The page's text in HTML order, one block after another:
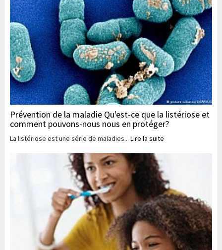
Prévention de la maladie Qu'est-ce que la listériose et
comment pouvons-nous nous en protéger?
La listériose est une série de maladies... Lire la suite